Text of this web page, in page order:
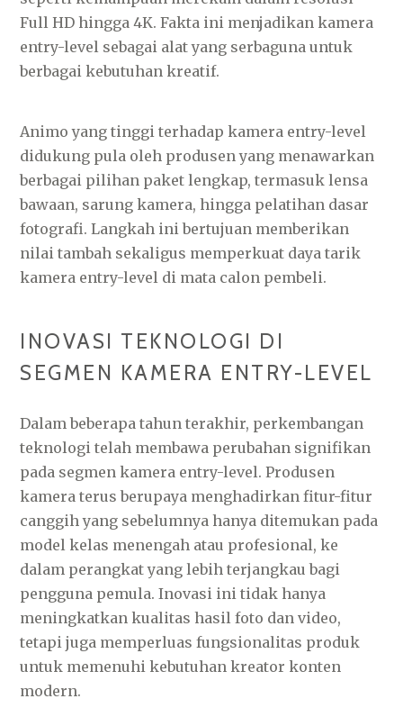
Full HD hingga 4K. Fakta ini menjadikan kamera
entry-level sebagai alat yang serbaguna untuk
berbagai kebutuhan kreatif.
Animo yang tinggi terhadap kamera entry-level
didukung pula oleh produsen yang menawarkan
berbagai pilihan paket lengkap, termasuk lensa
bawaan, sarung kamera, hingga pelatihan dasar
fotografi. Langkah ini bertujuan memberikan
nilai tambah sekaligus memperkuat daya tarik
kamera entry-level di mata calon pembeli.
INOVASI TEKNOLOGI DI
SEGMEN KAMERA ENTRY-LEVEL
Dalam beberapa tahun terakhir, perkembangan
teknologi telah membawa perubahan signifikan
pada segmen kamera entry-level. Produsen
kamera terus berupaya menghadirkan fitur-fitur
canggih yang sebelumnya hanya ditemukan pada
model kelas menengah atau profesional, ke
dalam perangkat yang lebih terjangkau bagi
pengguna pemula. Inovasi ini tidak hanya
meningkatkan kualitas hasil foto dan video,
tetapi juga memperluas fungsionalitas produk
untuk memenuhi kebutuhan kreator konten
modern.